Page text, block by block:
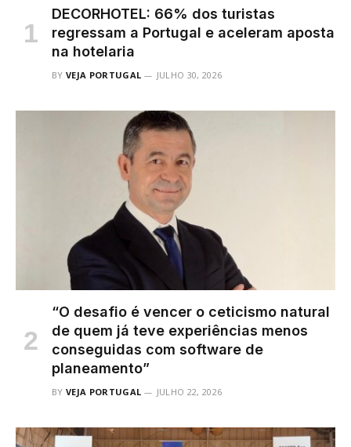
DECORHOTEL: 66% dos turistas
regressam a Portugal e aceleram aposta
na hotelaria
BY VEJA PORTUGAL JULHO 30, 2026
“O desafio é vencer o ceticismo natural
de quem já teve experiências menos
conseguidas com software de
planeamento”
BY VEJA PORTUGAL JULHO 22, 2026